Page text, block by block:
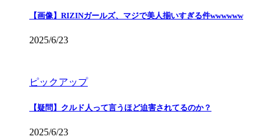
【画像】RIZINガールズ、マジで美人揃いすぎる件wwwwww
2025/6/23
ピックアップ
【疑問】クルド人って言うほど迫害されてるのか？
2025/6/23